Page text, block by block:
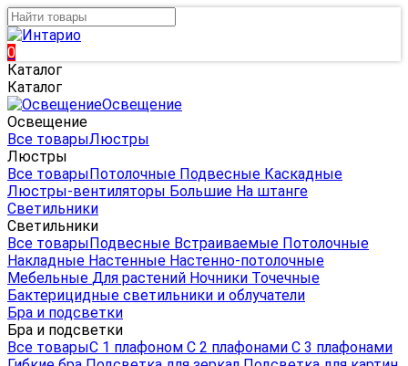
0
Каталог
Каталог
Освещение
Освещение
Все товарыЛюстры
Люстры
Все товарыПотолочные Подвесные Каскадные
Люстры-вентиляторы Большие На штанге
Светильники
Светильники
Все товарыПодвесные Встраиваемые Потолочные
Накладные Настенные Настенно-потолочные
Мебельные Для растений Ночники Точечные
Бактерицидные светильники и облучатели
Бра и подсветки
Бра и подсветки
Все товарыС 1 плафоном С 2 плафонами С 3 плафонами